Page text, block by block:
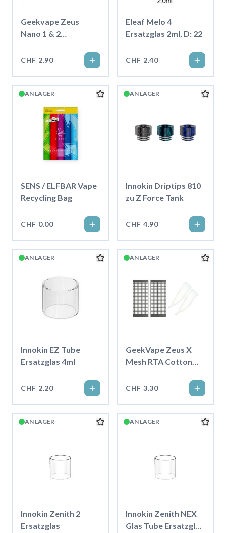
Geekvape Zeus
Nano 1 & 2
CHF 2.90
Eleaf Melo 4
Ersatzglas 2ml, D: 22
CHF 2.40
AN LAGER
SENS / ELFBAR Vape
Recycling Bag
CHF 0.00
AN LAGER
Innokin Driptips 810
zu Z Force Tank
CHF 4.90
AN LAGER
Innokin EZ Tube
Ersatzglas 4ml
CHF 2.20
AN LAGER
GeekVape Zeus X
Mesh RTA Cotton
0.2ohm
CHF 3.30
AN LAGER
Innokin Zenith 2
Ersatzglas
AN LAGER
Innokin Zenith NEX
Glas Tube Ersatzglas